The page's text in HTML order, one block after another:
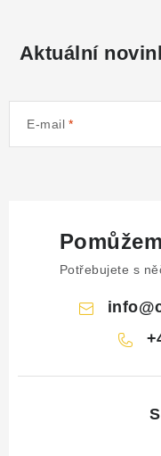
Aktuální
E-mail
Potřebujete s
info@